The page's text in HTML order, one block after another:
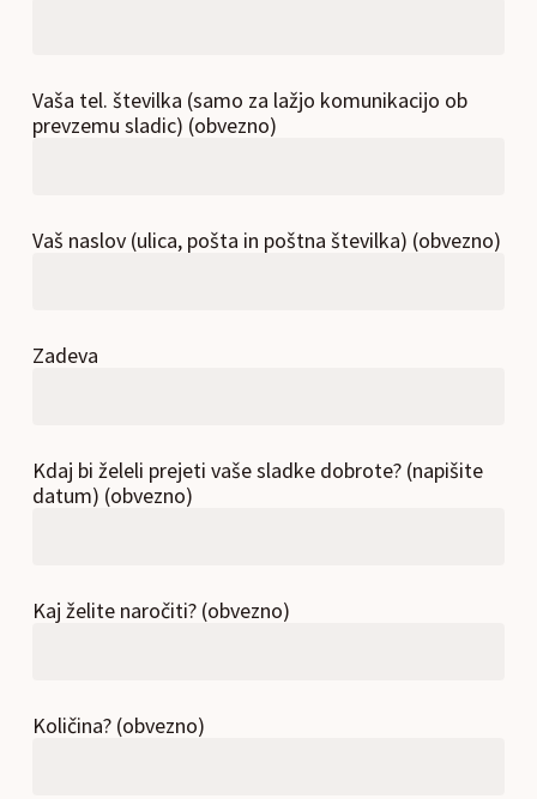
Vaša tel. številka (samo za lažjo komunikacijo ob
prevzemu sladic) (obvezno)
Vaš naslov (ulica, pošta in poštna številka) (obvezno)
Zadeva
Kdaj bi želeli prejeti vaše sladke dobrote? (napišite
datum) (obvezno)
Kaj želite naročiti? (obvezno)
Količina? (obvezno)